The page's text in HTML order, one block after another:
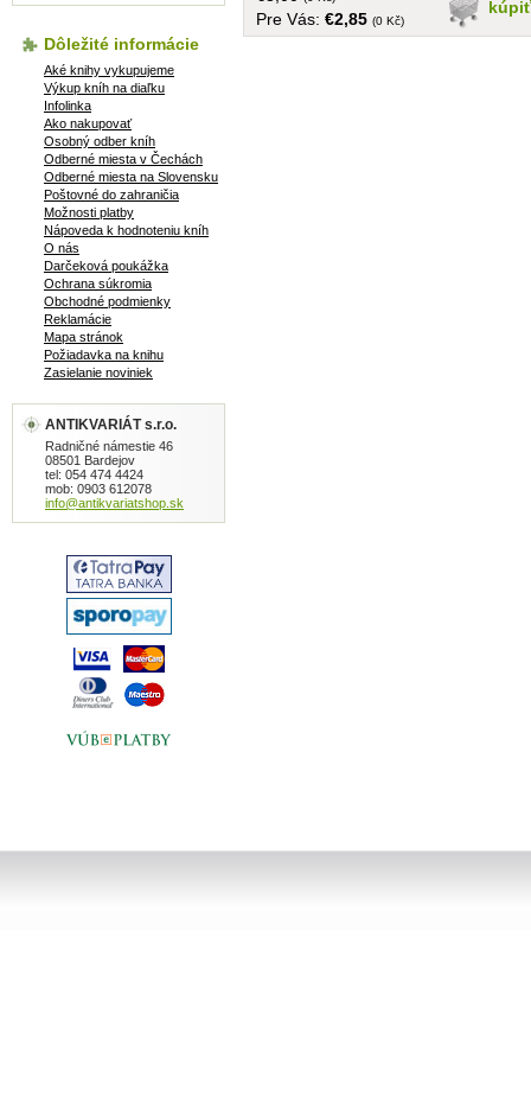
kúpiť
Pre Vás: €2,85 (0 Kč)
Dôležité informácie
Aké knihy vykupujeme
Výkup kníh na diaľku
Infolinka
Ako nakupovať
Osobný odber kníh
Odberné miesta v Čechách
Odberné miesta na Slovensku
Poštovné do zahraničia
Možnosti platby
Nápoveda k hodnoteniu kníh
O nás
Darčeková poukážka
Ochrana súkromia
Obchodné podmienky
Reklamácie
Mapa stránok
Požiadavka na knihu
Zasielanie noviniek
ANTIKVARIÁT s.r.o.
Radničné námestie 46
08501 Bardejov
tel: 054 474 4424
mob: 0903 612078
info@antikvariatshop.sk